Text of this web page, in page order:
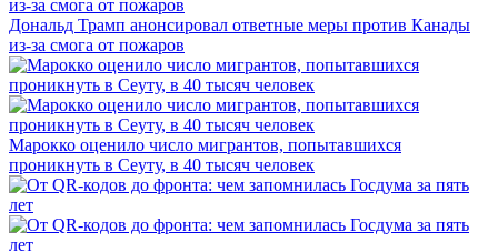
Дональд Трамп анонсировал ответные меры против Канады
из-за смога от пожаров
Марокко оценило число мигрантов, попытавшихся
проникнуть в Сеуту, в 40 тысяч человек